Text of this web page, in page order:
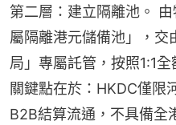
第二層：建立隔離池。
屬隔離港元儲備池」，交
局」專屬託管，按照1:1
關鍵點在於：HKDC僅限
B2B結算流通，不具備全